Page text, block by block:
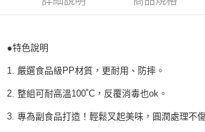
3.完整用戶服務條款，請詳閱以下連結：
後付繳納相關費用。
【注意事項】
１．透過由恩沛科技股份有限公司提供之「AFTEE
易，需依本服務之必要範圍內提供個人資料，並將
２．關於個人資料處理事宜，請瀏覽以下網址：
每筆NT$100，滿NT$1,000(含以上)免運費
●特色說明
1. 嚴選食品級PP材質，更耐用、防摔。
2. 整組可耐高溫100˚C，反覆消毒也ok。
3. 專為副食品打造！輕鬆叉起美味，圓潤處理不